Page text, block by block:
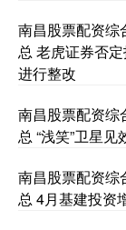
南昌股票配资综
总 老虎证券否
进行整改
南昌股票配资综
总 “浅笑”卫星
南昌股票配资综
总 4月基建投资